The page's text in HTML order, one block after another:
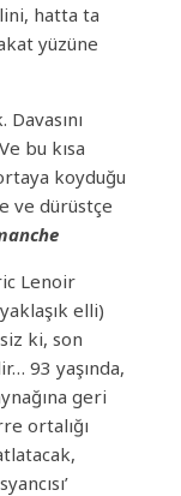
hatta ta
yüzüne
bu kısa
koyduğu
ve dürüstçe
Lenoir
elli)
ki, son
93 yaşında,
geri
ortalığı